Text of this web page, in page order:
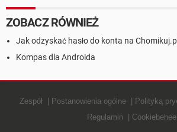
ZOBACZ RÓWNIEŻ
Jak odzyskać hasło do konta na Chomikuj.pl
Kompas dla Androida
Zespół Postanowienia ogólne Polityką
Regulamin